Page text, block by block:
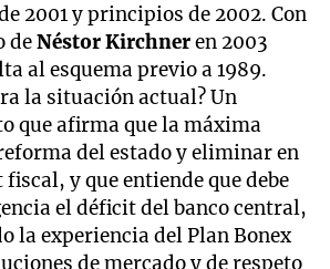
2001 y principios de 2002. Con
deNéstor Kirchneren 2003
al esquema previo a 1989.
la situación actual? Un
que afirma que la máxima
del estado y eliminar en
y que entiende que debe
el déficit del banco central,
la experiencia del Plan Bonex
de mercado y de respeto